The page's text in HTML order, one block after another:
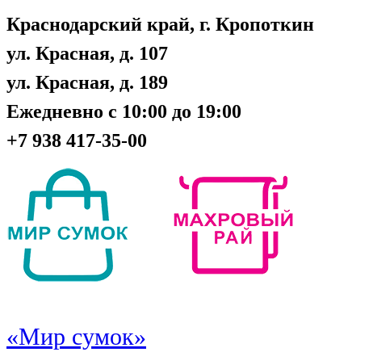
Краснодарский край, г. Кропоткин
ул. Красная, д. 107
ул. Красная, д. 189
Ежедневно с 10:00 до 19:00
+7 938 417-35-00
«Мир сумок»